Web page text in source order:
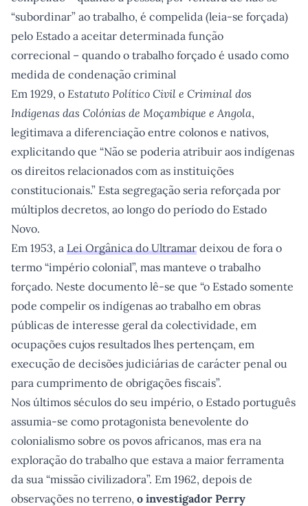
“subordinar” ao trabalho, é compelida (leia-se forçada)
pelo Estado a aceitar determinada função
correcional – quando o trabalho forçado é usado como
medida de condenação criminal
Em 1929, o Estatuto Político Civil e Criminal dos
Indígenas das Colónias de Moçambique e Angola,
legitimava a diferenciação entre colonos e nativos,
explicitando que “Não se poderia atribuir aos indígenas
os direitos relacionados com as instituições
constitucionais.” Esta segregação seria reforçada por
múltiplos decretos, ao longo do período do Estado
Novo.
Em 1953, a Lei Orgânica do Ultramar deixou de fora o
termo “império colonial”, mas manteve o trabalho
forçado. Neste documento lê-se que “o Estado somente
pode compelir os indígenas ao trabalho em obras
públicas de interesse geral da colectividade, em
ocupações cujos resultados lhes pertençam, em
execução de decisões judiciárias de carácter penal ou
para cumprimento de obrigações fiscais”.
Nos últimos séculos do seu império, o Estado português
assumia-se como protagonista benevolente do
colonialismo sobre os povos africanos, mas era na
exploração do trabalho que estava a maior ferramenta
da sua “missão civilizadora”. Em 1962, depois de
observações no terreno, o investigador Perry